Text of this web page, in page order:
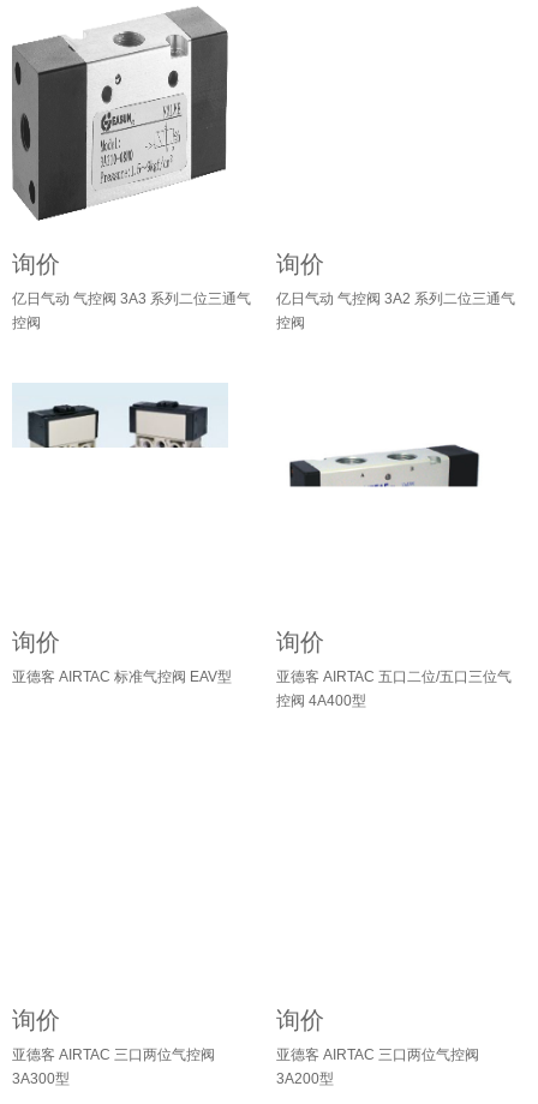
询价
亿日气动 气控阀 3A3 系列二位三通气
控阀
询价
亿日气动 气控阀 3A2 系列二位三通气
控阀
询价
亚德客 AIRTAC 标准气控阀 EAV型
询价
亚德客 AIRTAC 五口二位/五口三位气
控阀 4A400型
询价
亚德客 AIRTAC 三口两位气控阀
3A300型
询价
亚德客 AIRTAC 三口两位气控阀
3A200型